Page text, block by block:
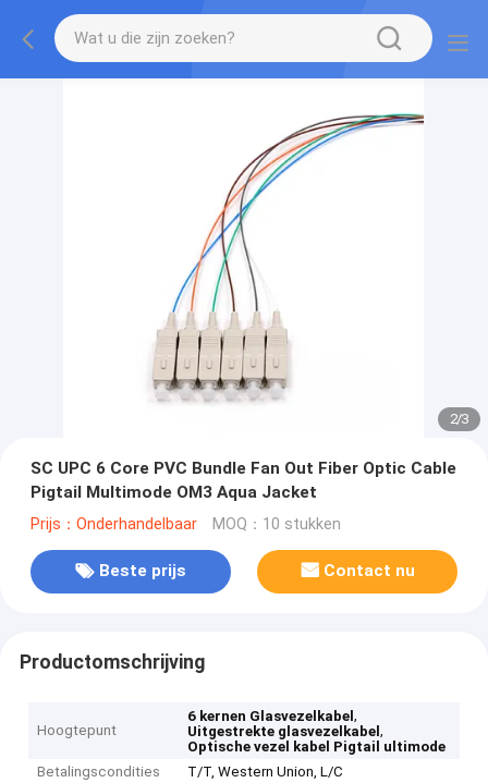
2/3
SC UPC 6 Core PVC Bundle Fan Out Fiber Optic Cable
Pigtail Multimode OM3 Aqua Jacket
Prijs：Onderhandelbaar MOQ：10 stukken
Beste prijs Contact nu
Productomschrijving
Hoogtepunt
6 kernen Glasvezelkabel,
Uitgestrekte glasvezelkabel,
Optische vezel kabel Pigtail ultimode
Betalingscondities
T/T, Western Union, L/C